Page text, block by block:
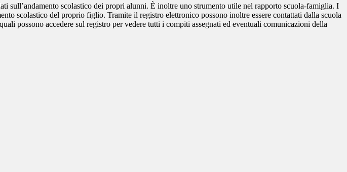
sull’andamento scolastico dei propri alunni. È inoltre uno strumento utile nel rapporto scuola-famiglia. I
scolastico del proprio figlio. Tramite il registro elettronico possono inoltre essere contattati dalla scuola
possono accedere sul registro per vedere tutti i compiti assegnati ed eventuali comunicazioni della